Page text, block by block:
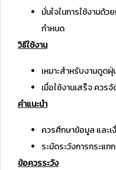
มั่นใจในการใช้งานด้ว
กำหนด
วิธีใช้งาน
เหมาะสำหรับงานดูด
เมื่อใช้งานเสร็จ ควร
คำแนะนำ
ควรศึกษาข้อมูล และเ
ระมัดระวังการกระแท
ข้อควรระวัง